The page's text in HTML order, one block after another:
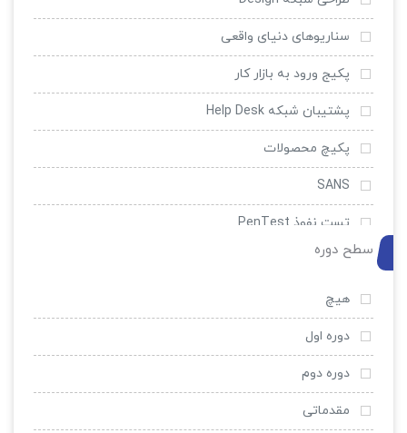
سناریوهای دنیای واقعی
پکیج ورود به بازار کار
پشتیبان شبکه Help Desk
پکیچ محصولات
SANS
تست نفوذ PenTest
امنیت و ضد هک
EC-Council
سیسکو
میکروتیک
وی ام ور
سطح دوره
هیچ
دوره اول
دوره دوم
مقدماتی